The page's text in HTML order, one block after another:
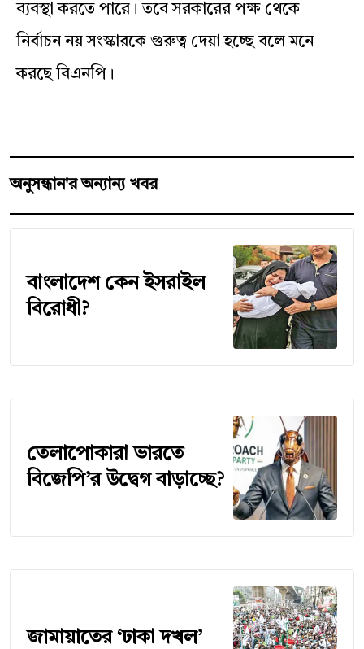
ব্যবস্থা করতে পারে। তবে সরকারের পক্ষ থেকে
নির্বাচন নয় সংস্কারকে গুরুত্ব দেয়া হচ্ছে বলে মনে
করছে বিএনপি।
অনুসন্ধান'র অন্যান্য খবর
বাংলাদেশ কেন ইসরাইল
বিরোধী?
তেলাপোকারা ভারতে
বিজেপি’র উদ্বেগ বাড়াচ্ছে?
জামায়াতের ‘ঢাকা দখল’